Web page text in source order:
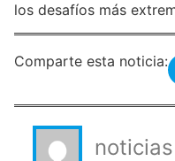
los desafíos más
Comparte esta noticia:
noticias